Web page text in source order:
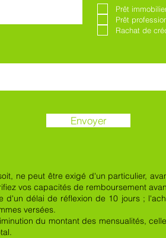
Prêt
Prêt
Rachat de
Envoyer
ne peut être exigé d'un particulier,
vos capacités de remboursement
d'un délai de réflexion de 10 jours ;
versées.
du montant des mensualités,